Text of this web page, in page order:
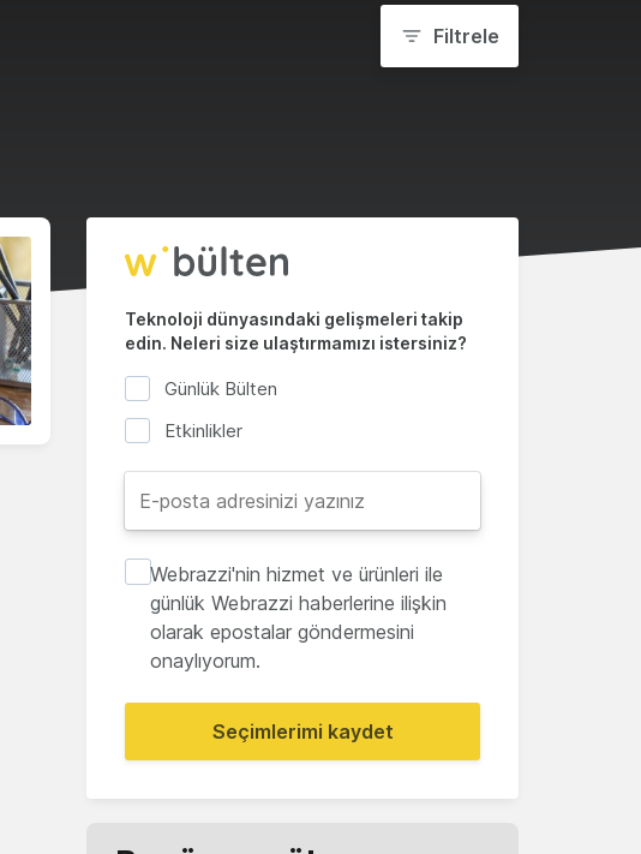
Filtrele
Teknoloji dünyasındaki gelişmeleri takip
edin. Neleri size ulaştırmamızı istersiniz?
Günlük Bülten
Etkinlikler
Webrazzi'nin hizmet ve ürünleri ile
günlük Webrazzi haberlerine ilişkin
olarak epostalar göndermesini
onaylıyorum.
Seçimlerimi kaydet